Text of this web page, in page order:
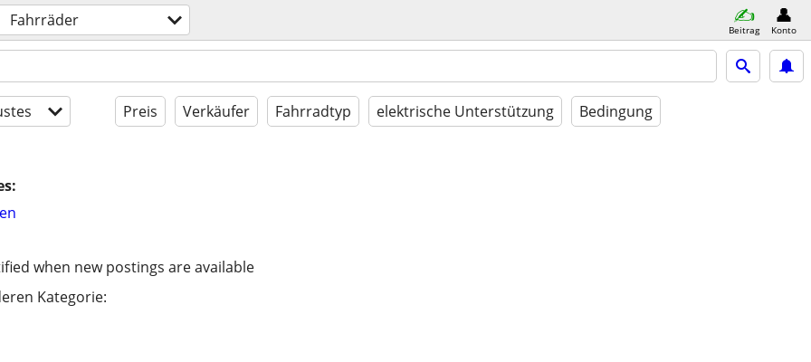
Fahrräder Beitrag Konto
Preis Verkäufer Fahrradtyp elektrische Unterstützung Bedingung
when new postings are available
Kategorie: